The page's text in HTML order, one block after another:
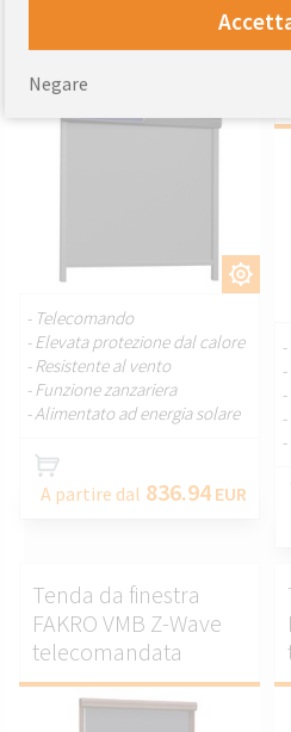
- Telecomando
- Elevata protezione dal calore
- Resistente al vento
- Funzione zanzariera
- Alimentato ad energia solare
A partire dal 836.94 EUR
Tenda da finestra
FAKRO VMB Z-Wave
telecomandata
Negare